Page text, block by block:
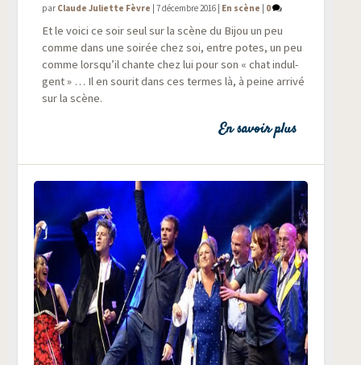
par Claude Juliette Fèvre |7 décembre 2016 En scène 0
Et le voi­ci ce soir seul sur la scène du Bijou un peu
comme dans une soi­rée chez soi, entre potes, un peu
comme lorsqu’il chante chez lui pour son « chat indul­
gent » … Il en sou­rit dans ces termes là, à peine arri­vé
sur la scène.
En savoir plus